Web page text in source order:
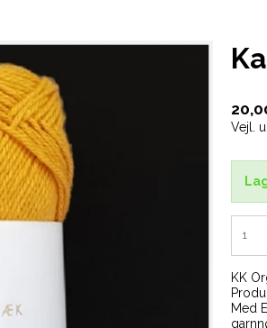
Vejl.
KK
Med